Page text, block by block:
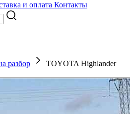
и оплата Контакты
разбор
TOYOTA Highlander